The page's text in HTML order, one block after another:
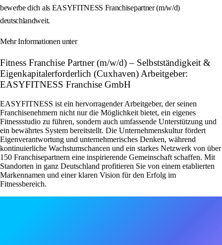
bewerbe dich als EASYFITNESS Franchisepartner (m/w/d)
deutschlandweit.
Mehr Informationen unter
Fitness Franchise Partner (m/w/d) – Selbstständigkeit &
Eigenkapitalerforderlich (Cuxhaven) Arbeitgeber:
EASYFITNESS Franchise GmbH
EASYFITNESS ist ein hervorragender Arbeitgeber, der seinen
Franchisenehmern nicht nur die Möglichkeit bietet, ein eigenes
Fitnessstudio zu führen, sondern auch umfassende Unterstützung und
ein bewährtes System bereitstellt. Die Unternehmenskultur fördert
Eigenverantwortung und unternehmerisches Denken, während
kontinuierliche Wachstumschancen und ein starkes Netzwerk von über
150 Franchisepartnern eine inspirierende Gemeinschaft schaffen. Mit
Standorten in ganz Deutschland profitieren Sie von einem etablierten
Markennamen und einer klaren Vision für den Erfolg im
Fitnessbereich.